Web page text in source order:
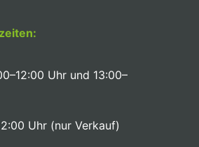
Uhr und 13:00–
Uhr (nur Verkauf)